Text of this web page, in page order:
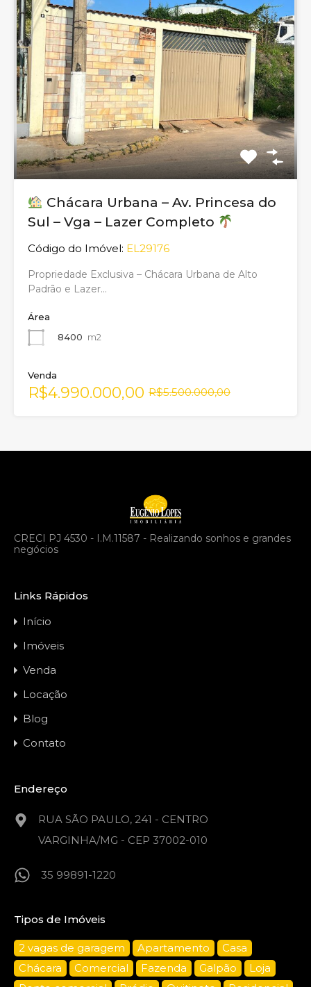
Chácara Urbana – Av. Princesa do
Sul – Vga – Lazer Completo
Código do Imóvel: EL29176
Propriedade Exclusiva – Chácara Urbana de Alto
Padrão e Lazer…
Área
8400 m2
Venda
R$4.990.000,00 R$5.500.000,00
CRECI PJ 4530 - I.M.11587 - Realizando sonhos e grandes
negócios
Links Rápidos
Início
Imóveis
Venda
Locação
Blog
Contato
Endereço
RUA SÃO PAULO, 241 - CENTRO
VARGINHA/MG - CEP 37002-010
35 99891-1220
Tipos de Imóveis
2 vagas de garagem Apartamento
Casa
Chácara
Comercial Fazenda Galpão
Loja